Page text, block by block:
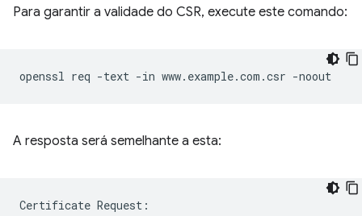
Para garantir a validade do CSR, execute este comando:
openssl req -text -in www.example.com.csr
A resposta será semelhante a esta:
Certificate